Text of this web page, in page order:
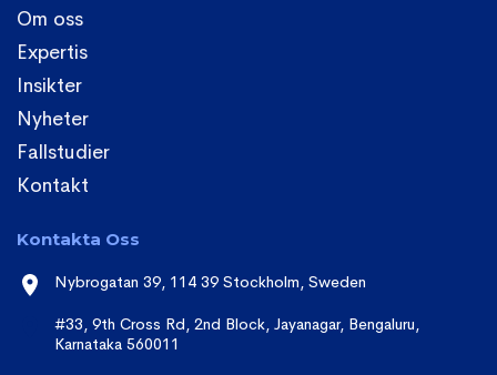
Om oss
Expertis
Insikter
Nyheter
Fallstudier
Kontakt
Kontakta Oss
Nybrogatan 39, 114 39 Stockholm, Sweden
#33, 9th Cross Rd, 2nd Block, Jayanagar, Bengaluru,
Karnataka 560011